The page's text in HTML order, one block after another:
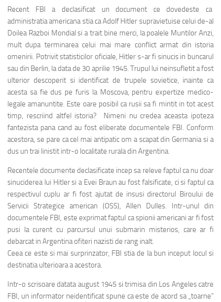
Recent FBI a declasificat un document ce dovedeste ca
administratia americana stia ca Adolf Hitler supravietuise celui de-al
Doilea Razboi Mondial si a trait bine merci, la poalele Muntilor Anzi,
mult dupa terminarea celui mai mare conflict armat din istoria
omenirii. Potrivit statisticilor oficiale, Hitler s-ar fi sinucis in buncarul
sau din Berlin, la data de 30 aprilie 1945. Trupul lui neinsufletit a fost
ulterior descoperit si identificat de trupele sovietice, inainte ca
acesta sa fie dus pe furis la Moscova, pentru expertize medico-
legale amanuntite. Este oare posibil ca rusii sa fi mintit in tot acest
timp, rescriind altfel istoria? Nimeni nu credea aceasta ipoteza
fantezista pana cand au fost eliberate documentele FBI. Conform
acestora, se pare ca cel mai antipatic om a scapat din Germania si a
dus un trai linistit intr-o localitate rurala din Argentina.
Recentele documente declasificate incep sa releve faptul ca nu doar
sinuciderea lui Hitler si a Evei Braun au fost falsificate, ci si faptul ca
respectivul cuplu ar fi fost ajutat de insusi directorul Biroului de
Servicii Strategice american (OSS), Allen Dulles. Intr-unul din
documentele FBI, este exprimat faptul ca spionii americani ar fi fost
pusi la curent cu parcursul unui submarin misterios, care ar fi
debarcat in Argentina ofiteri nazisti de rang inalt.
Ceea ce este si mai surprinzator, FBI stia de la bun inceput locul si
destinatia ulterioara a acestora.
Intr-o scrisoare datata august 1945 si trimisa din Los Angeles catre
FBI, un informator neidentificat spune ca este de acord sa „toarne”